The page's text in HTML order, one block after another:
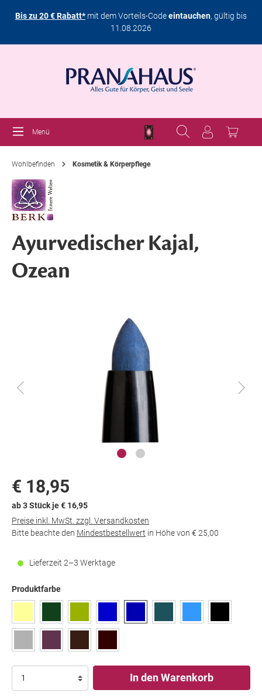
Bis zu 20 € Rabatt*mit dem Vorteils-Codeeintauchen, gültig bis
11.08.2026
Menü
Wohlbefinden Kosmetik & Körperpflege
Ayurvedischer Kajal,
Ozean
€ 18,95
ab 3 Stück je € 16,95
Preise inkl. MwSt. zzgl. Versandkosten
Bitte beachte den Mindestbestellwert in Höhe von € 25,00
Lieferzeit 2–3 Werktage
Produktfarbe
In den Warenkorb